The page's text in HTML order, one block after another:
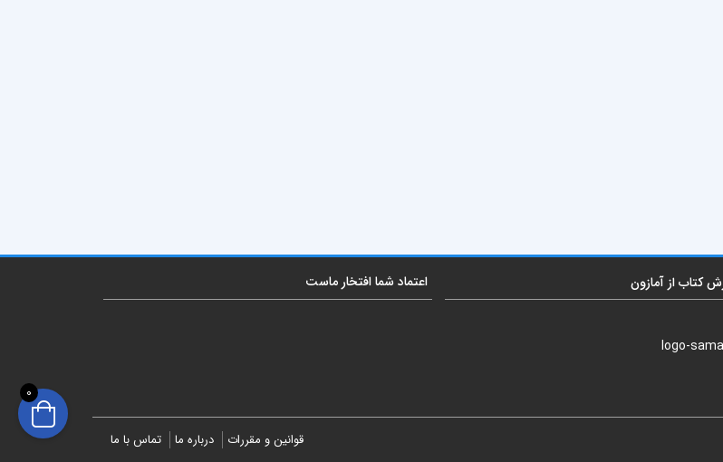
کتاب از آمازون اعتماد شما افتخار ماست
قوانین و مقررات درباره ما تماس با ما
0